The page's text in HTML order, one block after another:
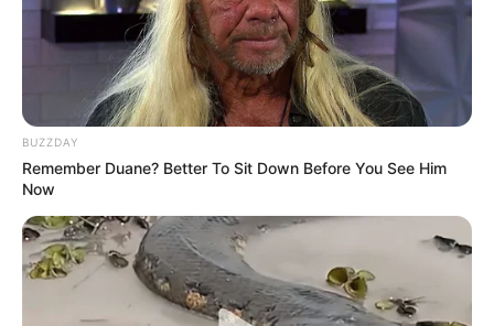
BUZZDAY
Remember Duane? Better To Sit Down Before You See Him
Now